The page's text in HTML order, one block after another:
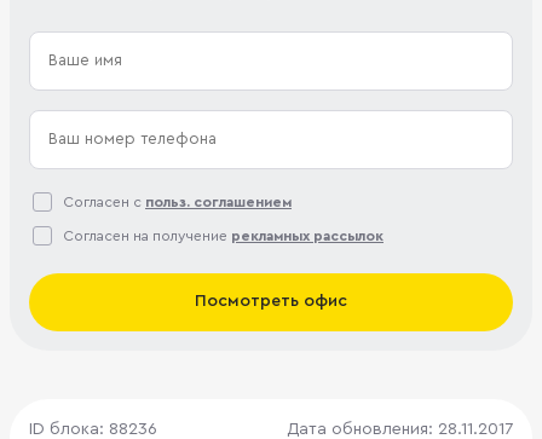
Согласен с польз. соглашением
Согласен на получение рекламных рассылок
Посмотреть офис
ID блока: 88236 Дата обновления: 28.11.2017